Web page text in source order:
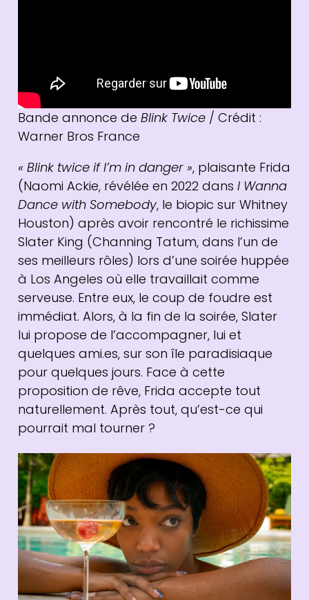
Bande annonce de Blink Twice/ Crédit :
Warner Bros France
« Blink twice if I’m in danger », plaisante Frida
(Naomi Ackie, révélée en 2022 dans I Wanna
Dance with Somebody, le biopic sur Whitney
Houston) après avoir rencontré le richissime
Slater King (Channing Tatum, dans l’un de
ses meilleurs rôles) lors d’une soirée huppée
à Los Angeles où elle travaillait comme
serveuse. Entre eux, le coup de foudre est
immédiat. Alors, à la fin de la soirée, Slater
lui propose de l’accompagner, lui et
quelques ami.es, sur son île paradisiaque
pour quelques jours. Face à cette
proposition de rêve, Frida accepte tout
naturellement. Après tout, qu’est-ce qui
pourrait mal tourner ?